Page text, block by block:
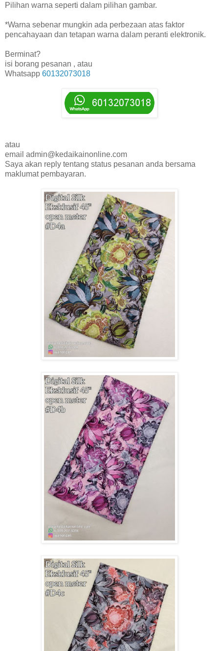
Pilihan warna seperti dalam pilihan gambar.
*Warna sebenar mungkin ada perbezaan atas faktor
pencahayaan dan tetapan warna dalam peranti elektronik.
Berminat?
isi borang pesanan , atau
Whatsapp 60132073018
atau
email admin@kedaikainonline.com
Saya akan reply tentang status pesanan anda bersama
maklumat pembayaran.